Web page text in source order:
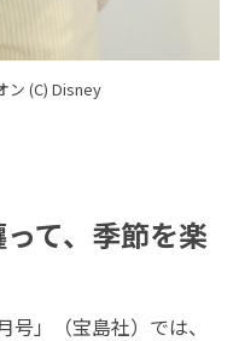
ン (C) Disney
て、季節を楽
」（宝島社）では、